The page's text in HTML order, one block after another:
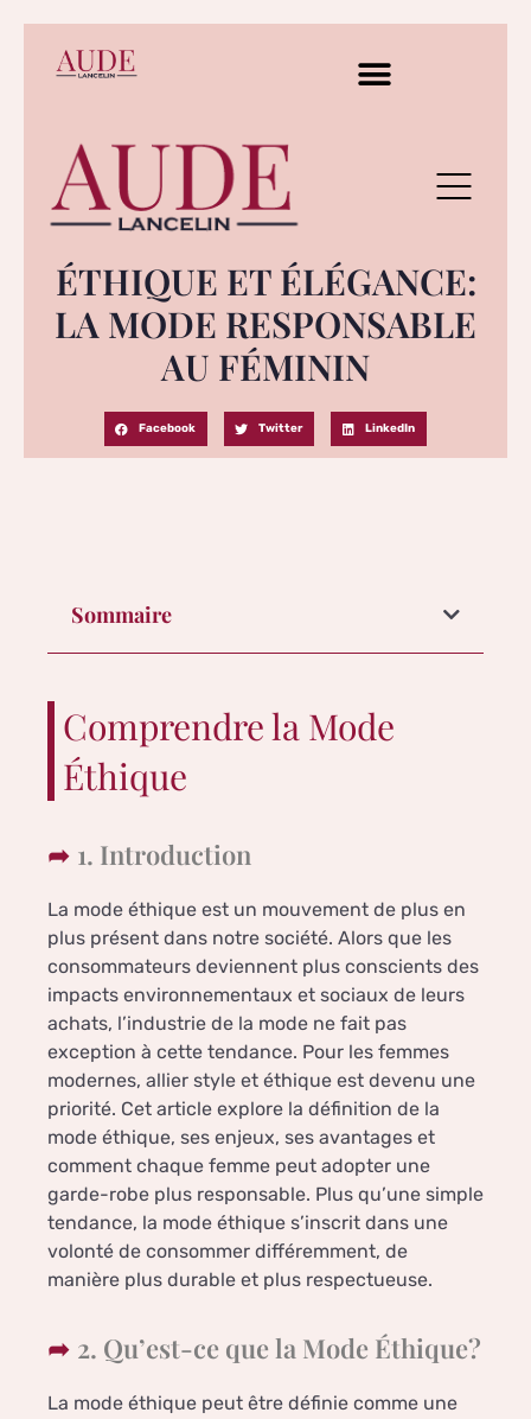
ÉTHIQUE ET ÉLÉGANCE:
LA MODE RESPONSABLE
AU FÉMININ
Facebook Twitter LinkedIn
Sommaire
Comprendre la Mode
Éthique
1. Introduction
La mode éthique est un mouvement de plus en
plus présent dans notre société. Alors que les
consommateurs deviennent plus conscients des
impacts environnementaux et sociaux de leurs
achats, l’industrie de la mode ne fait pas
exception à cette tendance. Pour les femmes
modernes, allier style et éthique est devenu une
priorité. Cet article explore la définition de la
mode éthique, ses enjeux, ses avantages et
comment chaque femme peut adopter une
garde-robe plus responsable. Plus qu’une simple
tendance, la mode éthique s’inscrit dans une
volonté de consommer différemment, de
manière plus durable et plus respectueuse.
2. Qu’est-ce que la Mode Éthique?
La mode éthique peut être définie comme une